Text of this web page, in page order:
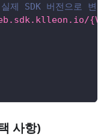
제 SDK 버전으로
사항)